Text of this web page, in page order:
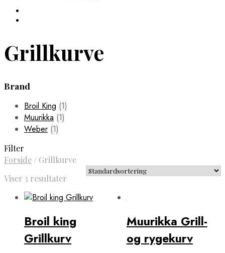
Grillkurve
Brand
Broil King (1)
Muurikka (1)
Weber (1)
Filter
Forside/ Grillkurve
Viser 3 resultater
Broil king
Grillkurv
Muurikka Grill-
og rygekurv